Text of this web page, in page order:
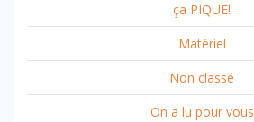
ça PIQUE!
Matériel
Non classé
On a lu pour vous